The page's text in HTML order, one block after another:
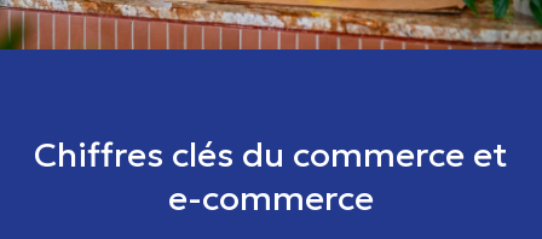
Chiffres clés du commerce et
e-commerce